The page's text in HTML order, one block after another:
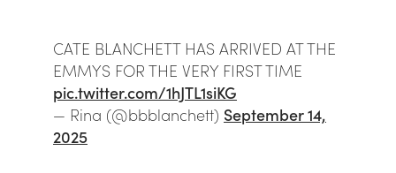
CATE BLANCHETT HAS ARRIVED AT THE
EMMYS FOR THE VERY FIRST TIME
pic.twitter.com/1hJTL1siKG
— Rina (@bbblanchett) September 14,
2025